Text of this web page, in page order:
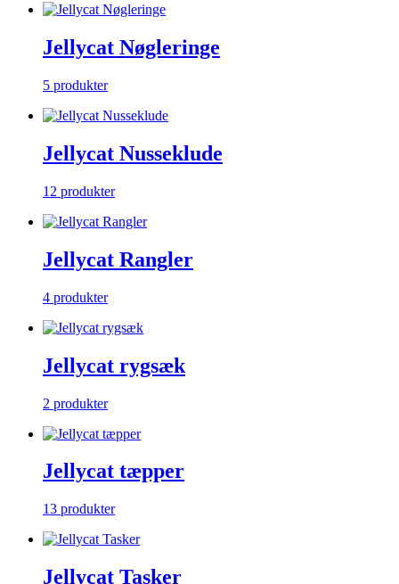
Jellycat Nøgleringe
5 produkter
Jellycat Nusseklude
12 produkter
Jellycat Rangler
4 produkter
Jellycat rygsæk
2 produkter
Jellycat tæpper
13 produkter
Jellycat Tasker